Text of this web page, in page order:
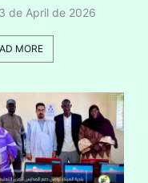
de April de 2026
MORE